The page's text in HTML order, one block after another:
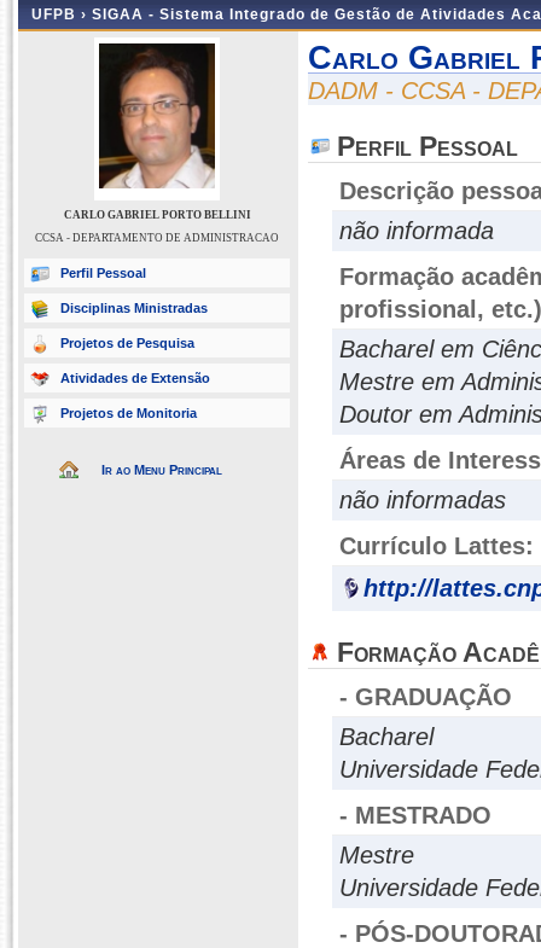
UFPB › SIGAA - Sistema Integrado de Gestão de Atividades
CARLO GABRIEL PORTO BELLINI
CCSA - DEPARTAMENTO DE ADMINISTRACAO
Perfil Pessoal
Disciplinas Ministradas
Projetos de Pesquisa
Atividades de Extensão
Projetos de Monitoria
Ir ao Menu Principal
Carlo Gabriel
DADM - CCSA -
Perfil Pessoal
Descrição
não informada
Formação
profissional, etc.)
Bacharel em
Mestre em
Doutor em
Áreas de
não informadas
Currículo Lattes:
http://
Formação
- GRADUAÇÃO
Bacharel
Universidade
- MESTRADO
Mestre
Universidade
- PÓS-